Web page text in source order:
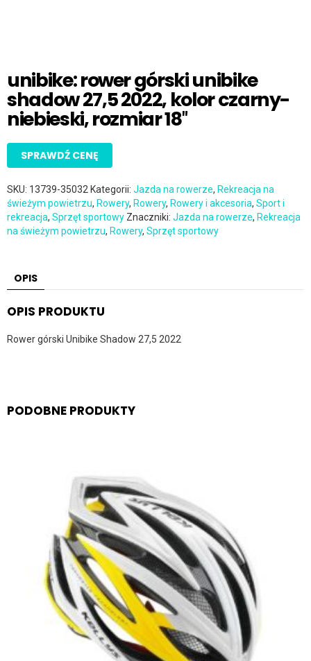
unibike: rower górski unibike
shadow 27,5 2022, kolor czarny-
niebieski, rozmiar 18″
SPRAWDŹ CENĘ
SKU: 13739-35032 Kategorii: Jazda na rowerze, Rekreacja na
świeżym powietrzu, Rowery, Rowery, Rowery i akcesoria, Sport i
rekreacja, Sprzęt sportowy Znaczniki: Jazda na rowerze, Rekreacja
na świeżym powietrzu, Rowery, Sprzęt sportowy
OPIS
OPIS PRODUKTU
Rower górski Unibike Shadow 27,5 2022
PODOBNE PRODUKTY